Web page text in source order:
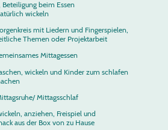
beim Essen
wickeln
mit Liedern und Fingerspielen,
oder Projektarbeit
Mittagessen
wickeln und Kinder zum schlafen
Mittagsschlaf
- wickeln, anziehen, Freispiel und
Box von zu Hause